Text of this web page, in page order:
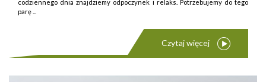
codziennego dnia znajdziemy odpoczynek i relaks. Potrzebujemy do tego
parę ...
Czytaj więcej